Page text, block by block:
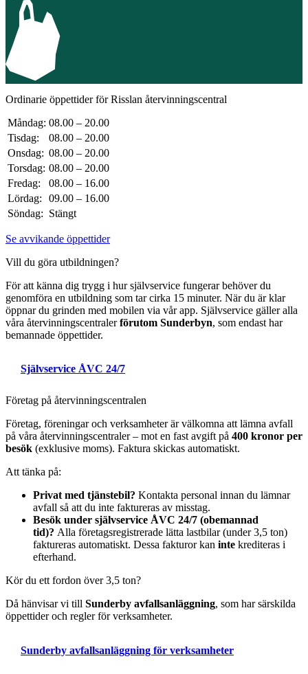
Ordinarie öppettider för Risslan återvinnings­central
Måndag: 08.00 – 20.00
Tisdag:
08.00 – 20.00
Onsdag: 08.00 – 20.00
Torsdag: 08.00 – 20.00
Fredag:
08.00 – 16.00
Lördag:
09.00 – 16.00
Söndag: Stängt
Se avvikande öppettider
Vill du göra utbildningen?
För att känna dig trygg i hur självservice fungerar behöver du
genomföra en utbildning som tar cirka 15 minuter. När du är klar
öppnar du grinden med mobilen via vår app. Självservice gäller alla
våra återvinningscentralerförutom Sunderbyn, som endast har
bemannade öppettider.
Självservice ÅVC 24/7
Företag på återvinningscentralen
Företag, föreningar och verksamheter är välkomna att lämna avfall
på våra återvinningscentraler – mot en fast avgift på 400 kronor per
besök (exklusive moms). Faktura skickas automatiskt.
Att tänka på:
Privat med tjänstebil? Kontakta personal innan du lämnar
avfall så att du inte faktureras av misstag.
Besök under självservice ÅVC 24/7 (obemannad
tid)? Alla företagsregistrerade lätta lastbilar (under 3,5 ton)
faktureras automatiskt. Dessa fakturor kan inte krediteras i
efterhand.
Kör du ett fordon över 3,5 ton?
Då hänvisar vi till Sunderby avfallsanläggning, som har särskilda
öppettider och regler för verksamheter.
Sunderby avfallsanläggning för verksamheter